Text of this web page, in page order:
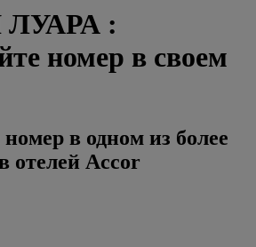
:
номер в своем
в одном из более
отелей Accor